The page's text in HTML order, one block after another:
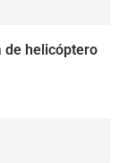
de helicóptero